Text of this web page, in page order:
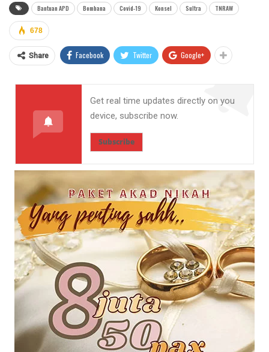
Bantuan APD Bombana Covid-19 Konsel Sultra TNRAW
678
Share Facebook Twitter Google+
Get real time updates directly on you
device, subscribe now.
Subscribe